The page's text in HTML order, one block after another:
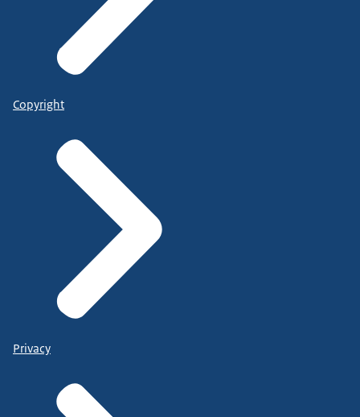
Copyright
Privacy